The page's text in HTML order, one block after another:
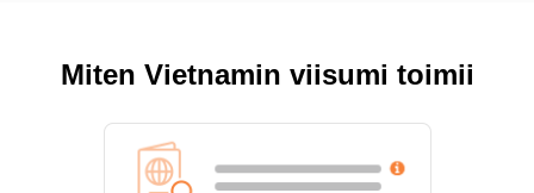
Miten Vietnamin viisumi toimii